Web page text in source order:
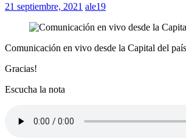
21 septiembre, 2021 ale19
Comunicación en vivo desde la Capital del
Gracias!
Escucha la nota